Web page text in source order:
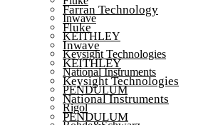
Inwave
KEITHLEY
Keysight Technologies
National Instruments
PENDULUM
Rigol
Farran Technology
Fluke
Inwave
KEITHLEY
Keysight Technologies
National Instruments
PENDULUM